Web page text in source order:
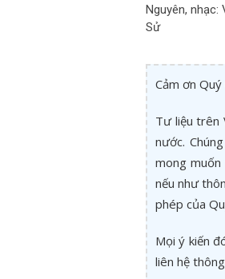
Nguyên, nhạc:
Sử
Cảm ơn Quý
Tư liệu trên
nước.
mong
nếu như
phép của
Mọi ý kiến
liên hệ